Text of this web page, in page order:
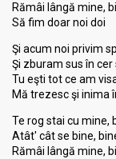
Rămâi lângă mine,
Să fim doar noi doi
Şi acum noi privim
Şi zburam sus în cer
Tu eşti tot ce am
Mă trezesc şi inima
Te rog stai cu mine,
Atât' cât se bine,
Rămâi lângă mine,